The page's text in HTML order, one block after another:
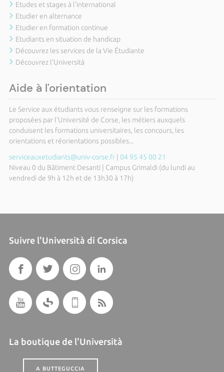
Etudes et stages à l'international
Etudier en alternance
Etudier en formation continue
Etudiants en situation de handicap
Découvrez les services de la Vie Étudiante
Découvrez l'Università
Aide à l'orientation
Le Service aux étudiants vous renseigne sur les formations
proposées par l'Université de Corse, les métiers auxquels
conduisent les formations universitaires, les concours, les
orientations et réorientations possibles...
serviceauxetudiants@univ-corse.fr| 04 95 45 00 21
Niveau 0 du Bâtiment Desanti | Campus Grimaldi (du lundi au
vendredi de 9h à 12h et de 13h30 à 17h)
Suivre l'Università di Corsica
La boutique de l'Università
A BUTTEGUCCIA